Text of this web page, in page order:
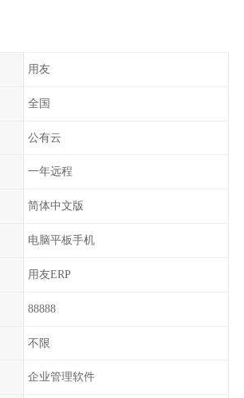
用友
全国
公有云
一年远程
简体中文版
电脑平板手机
用友ERP
88888
不限
企业管理软件